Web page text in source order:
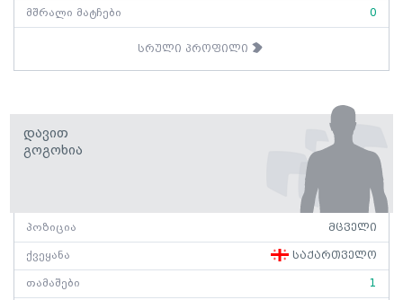
მშრალი მატჩები 0
სრული პროფილი
Დავით
Გოგოხია
პოზიცია მცველი
ქვეყანა საქართველო
თამაშები 1